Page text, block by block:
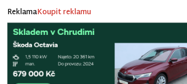
ReklamaKoupit reklamu